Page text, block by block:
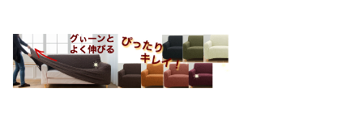
【幅100×丈135 17
8 200 c
やか オーナメント
【幅100